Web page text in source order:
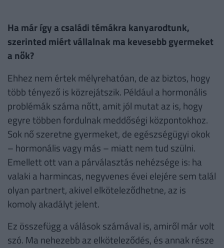
Ha már így a családi témákra kanyarodtunk,
szerinted miért vállalnak ma kevesebb gyermeket
a nők?
Ehhez nem értek mélyrehatóan, de az biztos, hogy
több tényező is közrejátszik. Például a hormonális
problémák száma nőtt, amit jól mutat az is, hogy
egyre többen fordulnak meddőségi központokhoz.
Sok nő szeretne gyermeket, de egészségügyi okok
– hormonális vagy más – miatt nem tud szülni.
Emellett ott van a párválasztás nehézsége is: ha
valaki a harmincas, negyvenes évei elejére sem talál
olyan partnert, akivel elköteleződhetne, az is
komoly akadályt jelent.
Ez összefügg a válások számával is, amiről már volt
szó. Ma nehezebb az elköteleződés, és annak része